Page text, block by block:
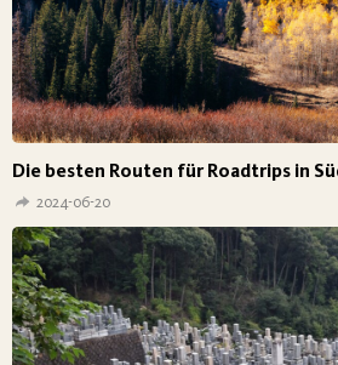
Die besten Routen für Roadtrips in
2024-06-20